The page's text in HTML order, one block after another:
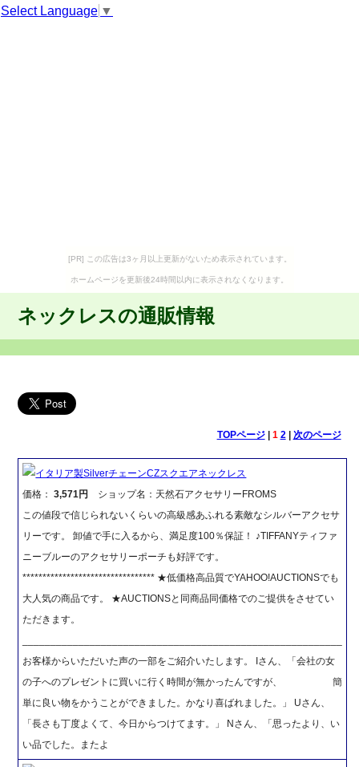
Select Language ▼
[PR] この広告は3ヶ月以上更新がないため表示されています。
ホームページを更新後24時間以内に表示されなくなります。
ネックレスの通販情報
TOPページ| 1 2| 次のページ
イタリア製SilverチェーンCZスクエアネックレス
価格：3,571円
ショップ名：天然石アクセサリーFROMS
この値段で信じられないくらいの高級感あふれる素敵なシルバーアクセサ
リーです。 卸値で手に入るから、満足度100％保証！ ♪TIFFANYティファ
ニーブルーのアクセサリーポーチも好評です。
********************************* ★低価格高品質でYAHOO!AUCTIONSでも
大人気の商品です。 ★AUCTIONSと同商品同価格でのご提供をさせてい
ただきます。
お客様からいただいた声の一部をご紹介いたします。 Iさん、「会社の女
の子へのプレゼントに買いに行く時間が無かったんですが、 簡
単に良い物をかうことができました。かなり喜ばれました。」 Uさん、
「長さも丁度よくて、今日からつけてます。」 Nさん、「思ったより、い
い品でした。またよ